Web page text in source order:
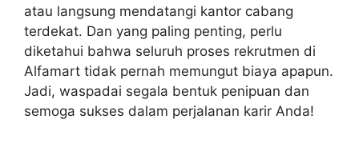
atau langsung mendatangi kantor cabang
terdekat. Dan yang paling penting, perlu
diketahui bahwa seluruh proses rekrutmen di
Alfamart tidak pernah memungut biaya apapun.
Jadi, waspadai segala bentuk penipuan dan
semoga sukses dalam perjalanan karir Anda!